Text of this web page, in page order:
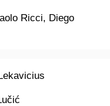
Ricci, Diego